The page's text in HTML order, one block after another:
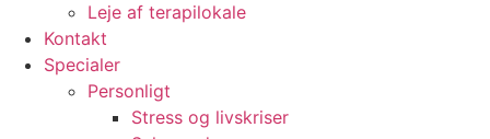
Leje af terapilokale
Kontakt
Specialer
Personligt
Stress og livskriser